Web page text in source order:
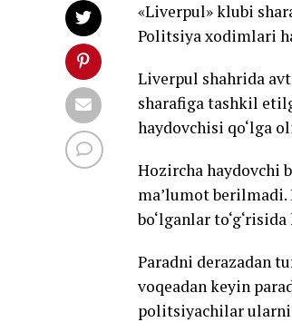
«Liverpul» klubi
Politsiya xodimlari
Liverpul shahrida
sharafiga tashkil
haydovchisi qo‘lga
Hozircha haydovchi
ma’lumot
bo‘lganlar
Paradni derazadan
voqeadan keyin
politsiyachilar ularni